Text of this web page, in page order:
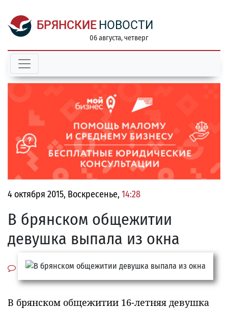
БРЯНСКИЕ НОВОСТИ
06 августа, четверг
4 октября 2015, Воскресенье, 14:28
В брянском общежитии
девушка выпала из окна
В брянском общежитии 16-летняя девушка